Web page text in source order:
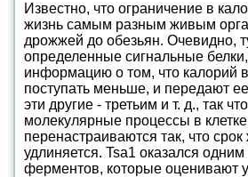
Известно, что ограничение в
жизнь самым разным живым
дрожжей до обезьян. Очевидно,
определенные сигнальные
информацию о том, что калорий в
поступать меньше, и передают
эти другие - третьим и т. д., так
молекулярные процессы в клетке
перенастраиваются так, что срок
удлиняется. Tsa1 оказался
ферментов, которые оценивают